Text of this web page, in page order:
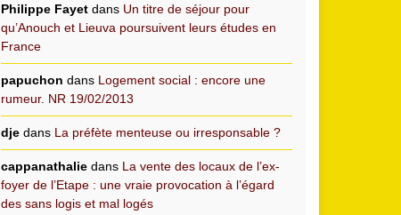
Philippe Fayet dans Un titre de séjour pour
qu’Anouch et Lieuva poursuivent leurs études en
France
papuchon dans Logement social : encore une
rumeur. NR 19/02/2013
dje dans La préfète menteuse ou irresponsable ?
cappanathalie dans La vente des locaux de l’ex-
foyer de l’Etape : une vraie provocation à l’égard
des sans logis et mal logés